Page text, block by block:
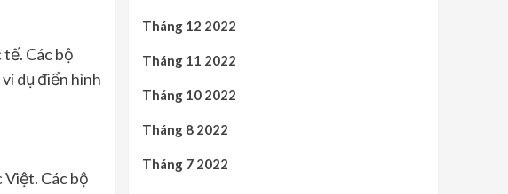
Các bộ
dụ điển hình
Việt. Các bộ
Tháng 12 2022
Tháng 11 2022
Tháng 10 2022
Tháng 8 2022
Tháng 7 2022